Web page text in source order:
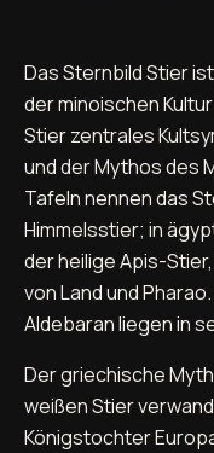
Das Sternbild Stier
der minoischen
Stier zentrales
und der Mythos des
Tafeln nennen das
Himmelsstier; in
der heilige Apis-
von Land und
Aldebaran liegen in
Der griechische
weißen Stier
Königstochter